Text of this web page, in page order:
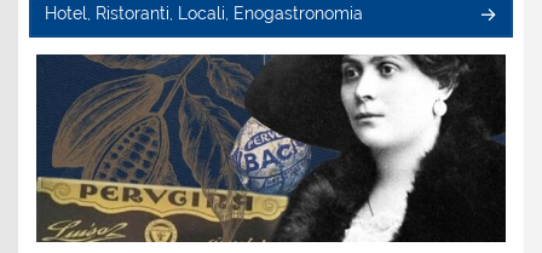
Hotel, Ristoranti, Locali, Enogastronomia